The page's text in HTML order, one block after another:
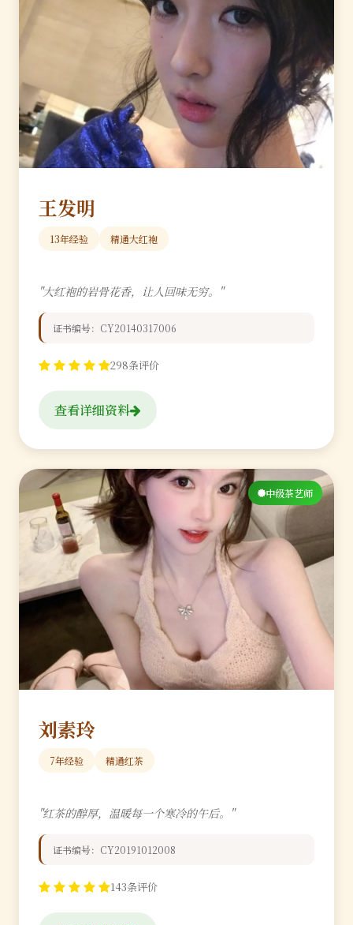
王发明
13年经验 精通大红袍
"大红袍的岩骨花香，让人回味无穷。"
证书编号：CY20140317006
298条评价
查看详细资料
中级茶艺师
刘素玲
7年经验 精通红茶
"红茶的醇厚，温暖每一个寒冷的午后。"
证书编号：CY20191012008
143条评价